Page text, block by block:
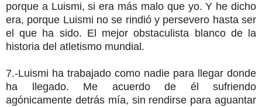
porque a Luismi, si era más malo que yo. Y he dicho
era, porque Luismi no se rindió y persevero hasta ser
el que ha sido. El mejor obstaculista blanco de la
historia del atletismo mundial.
7.-Luismi ha trabajado como nadie para llegar donde
ha llegado. Me acuerdo de él sufriendo
agónicamente detrás mía, sin rendirse para aguantar